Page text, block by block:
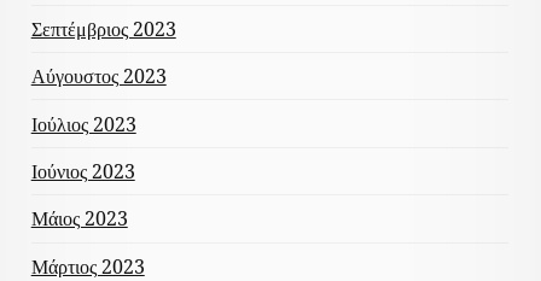
Σεπτέμβριος 2023
Αύγουστος 2023
Ιούλιος 2023
Ιούνιος 2023
Μάιος 2023
Μάρτιος 2023